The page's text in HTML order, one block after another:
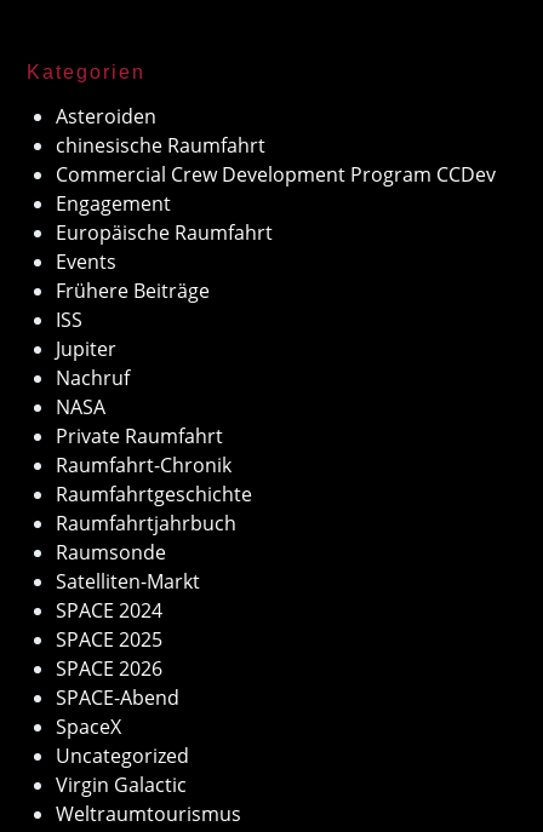
Kategorien
Asteroiden
chinesische Raumfahrt
Commercial Crew Development Program CCDev
Engagement
Europäische Raumfahrt
Events
Frühere Beiträge
ISS
Jupiter
Nachruf
NASA
Private Raumfahrt
Raumfahrt-Chronik
Raumfahrtgeschichte
Raumfahrtjahrbuch
Raumsonde
Satelliten-Markt
SPACE 2024
SPACE 2025
SPACE 2026
SPACE-Abend
SpaceX
Uncategorized
Virgin Galactic
Weltraumtourismus